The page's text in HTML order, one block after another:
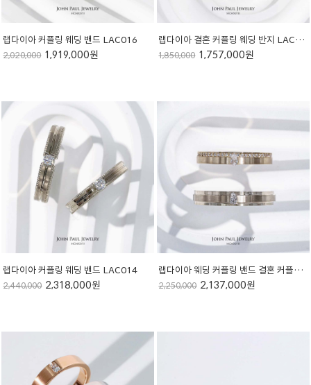
랩다이아 커플링 웨딩 밴드 LAC016
2,020,000 1,919,000원
랩다이아 결혼 커플링 웨딩 반지 LAC015
1,850,000 1,757,000원
랩다이아 커플링 웨딩 밴드 LAC014
2,440,000 2,318,000원
랩다이아 웨딩 커플링 밴드 결혼 커플링 LAC013
2,250,000 2,137,000원